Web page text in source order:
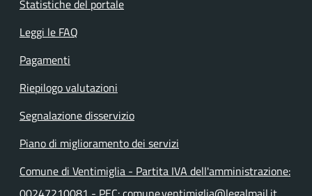
Statistiche del portale
Leggi le FAQ
Pagamenti
Riepilogo valutazioni
Segnalazione disservizio
Piano di miglioramento dei servizi
Comune di Ventimiglia - Partita IVA dell'amministrazione: